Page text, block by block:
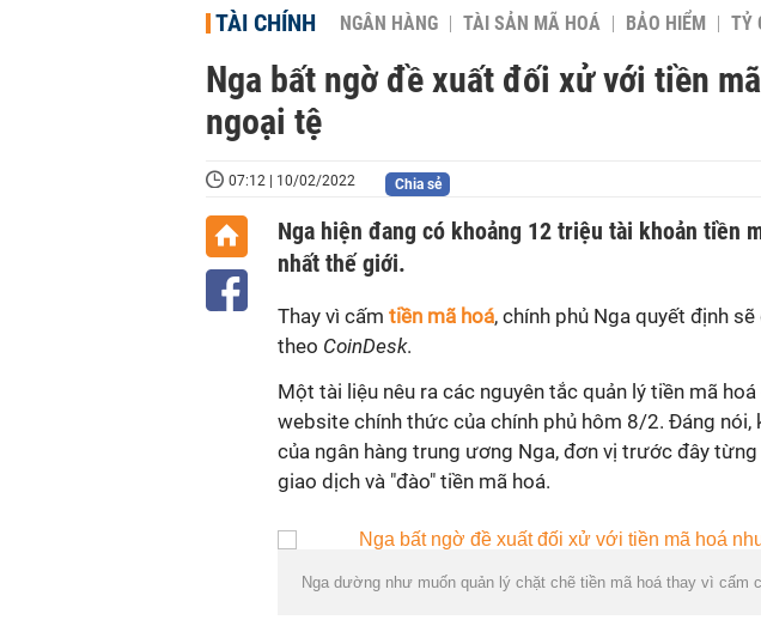
TÀI CHÍNH NGÂN HÀNG TÀI SẢN MÃ HOÁ BẢO HIỂM TỶ
Nga bất ngờ đề xuất đối xử với tiền
ngoại tệ
07:12 | 10/02/2022 Chia sẻ
Nga hiện đang có khoảng 12 triệu tài khoản tiền
nhất thế giới.
Thay vì cấm tiền mã hoá, chính phủ Nga quyết định
theo CoinDesk.
Một tài liệu nêu ra các nguyên tắc quản lý tiền mã
website chính thức của chính phủ hôm 8/2. Đáng nói,
của ngân hàng trung ương Nga, đơn vị trước đây
giao dịch và "đào" tiền mã hoá.
Nga dường như muốn quản lý chặt chẽ tiền mã hoá thay vì cấm